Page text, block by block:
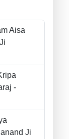
Aisa
-
Ji